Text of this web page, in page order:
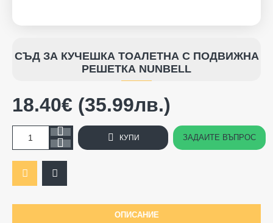
СЪД ЗА КУЧЕШКА ТОАЛЕТНА С ПОДВИЖНА
РЕШЕТКА NUNBELL
ОПИСАНИЕ
18.40€ (35.99лв.)
КУПИ ЗАДАЙТЕ ВЪПРОС